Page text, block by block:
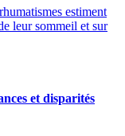
estiment
leur sommeil et sur
et disparités